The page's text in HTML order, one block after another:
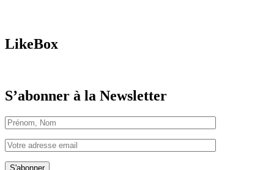
LikeBox
S’abonner à la Newsletter